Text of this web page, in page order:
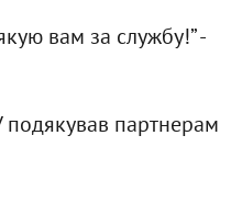
вам за службу!” -
партнерам